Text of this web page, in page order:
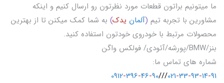
ما میتونیم براتون قطعات مورد نظرتون رو ارسال کنیم و اینکه
مشاورین با تجربه تیم (آلمان یدک) به شما کمک میکنن تا از بهترین
محصولات مرتبط با خودروی خودتون استفاده کنید.
بنز/BMW/پورشه/آئودی/ فولکس واگن
شماره های تماس ما:
021-33-93-14-91
///
0912-396-46-90